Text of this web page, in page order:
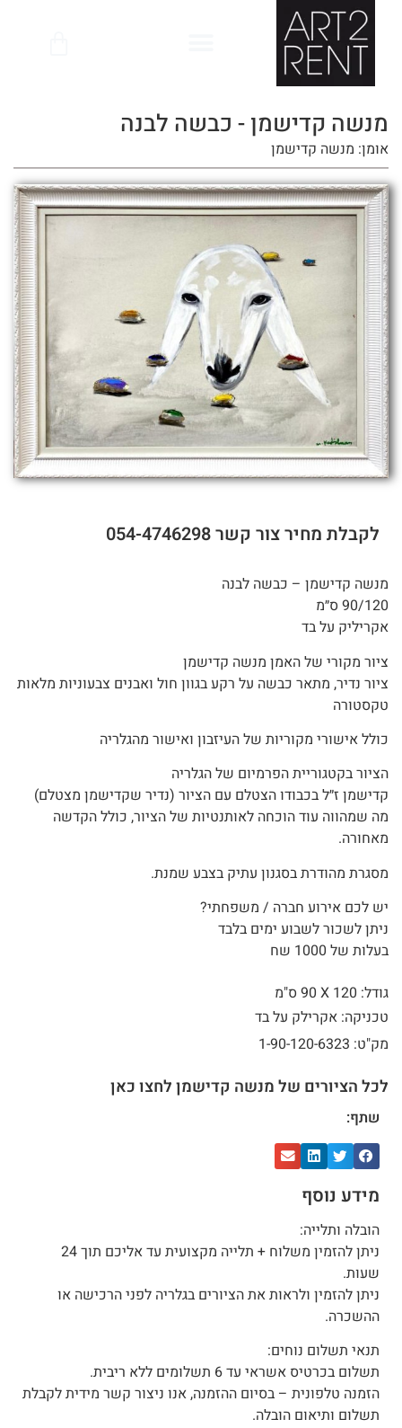
מנשה קדישמן - כבשה לבנה
אומן: מנשה קדישמן
לקבלת מחיר צור קשר 054-4746298
מנשה קדישמן – כבשה לבנה
90/120 ס״מ
אקריליק על בד
ציור מקורי של האמן מנשה קדישמן
ציור נדיר, מתאר כבשה על רקע בגוון חול ואבנים צבעוניות מלאות
טקסטורה
כולל אישורי מקוריות של העיזבון ואישור מהגלריה
הציור בקטגוריית הפרמיום של הגלריה
קדישמן ז״ל בכבודו הצטלם עם הציור (נדיר שקדישמן מצטלם)
מה שמהווה עוד הוכחה לאותנטיות של הציור, כולל הקדשה
מאחורה.
מסגרת מהודרת בסגנון עתיק בצבע שמנת.
יש לכם אירוע חברה / משפחתי?
ניתן לשכור לשבוע ימים בלבד
בעלות של 1000 שח
גודל: 120 X
90 ס"מ
טכניקה: אקרילק על בד
מק"ט: 1-90-120-6323
לכל הציורים של מנשה קדישמן לחצו כאן
שתף:
מידע נוסף
הובלה ותלייה:
ניתן להזמין משלוח + תלייה מקצועית עד אליכם תוך 24
שעות.
ניתן להזמין ולראות את הציורים בגלריה לפני הרכישה או
ההשכרה.
תנאי תשלום נוחים:
תשלום בכרטיס אשראי עד 6 תשלומים ללא ריבית.
הזמנה טלפונית – בסיום ההזמנה, אנו ניצור קשר מידית לקבלת
תשלום ותיאום הובלה.